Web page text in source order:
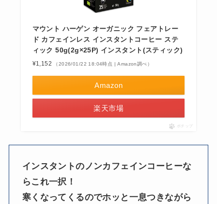
マウント ハーゲン オーガニック フェアトレー
ド カフェインレス インスタントコーヒー ステ
ィック 50g(2g×25P) インスタント(スティック)
¥1,152 （2026/01/22 18:04時点 | Amazon調べ）
Amazon
楽天市場
ポチップ
インスタントのノンカフェインコーヒーな
らこれ一択！
寒くなってくるのでホッと一息つきながら